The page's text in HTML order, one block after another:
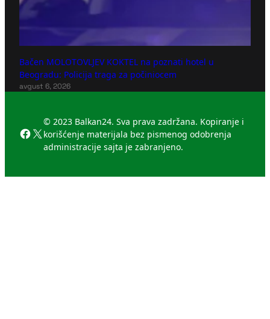
Bačen MOLOTOVLJEV KOKTEL na poznati hotel u
Beogradu: Policija traga za počiniocem
avgust 6, 2026
Facebook
X
© 2023 Balkan24. Sva prava zadržana. Kopiranje i
korišćenje materijala bez pismenog odobrenja
administracije sajta je zabranjeno.